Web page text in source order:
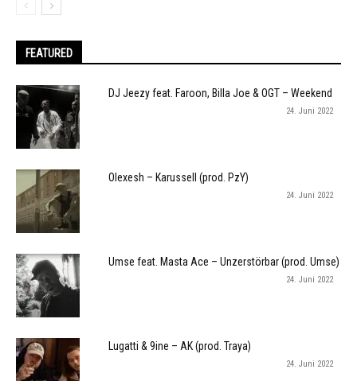
FEATURED
DJ Jeezy feat. Faroon, Billa Joe & OGT – Weekend
24. Juni 2022
Olexesh – Karussell (prod. PzY)
24. Juni 2022
Umse feat. Masta Ace – Unzerstörbar (prod. Umse)
24. Juni 2022
Lugatti & 9ine – AK (prod. Traya)
24. Juni 2022